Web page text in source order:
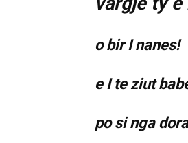
o bir I nanes!
e I te ziut
po si nga